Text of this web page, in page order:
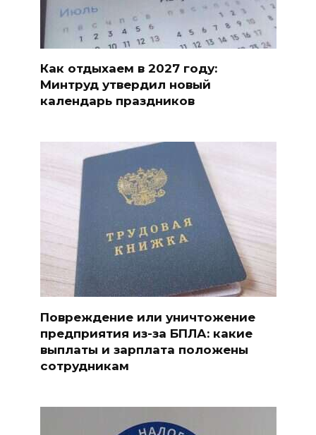
Как отдыхаем в 2027 году:
Минтруд утвердил новый
календарь праздников
Повреждение или уничтожение
предприятия из-за БПЛА: какие
выплаты и зарплата положены
сотрудникам